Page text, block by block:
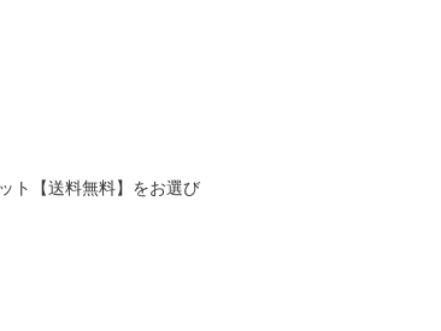
ト【送料無料】をお選び